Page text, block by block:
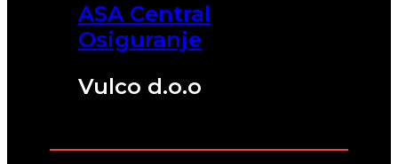
ASA Central
Osiguranje
Vulco d.o.o